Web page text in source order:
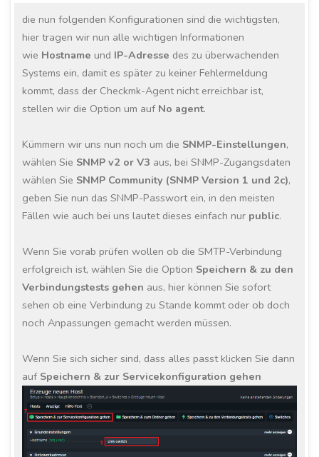
die nun folgenden Konfigurationen sind die wichtigsten,
hier tragen wir nun alle wichtigen Informationen
wie Hostname und IP-Adresse des zu überwachenden
Systems ein, damit es später zu keiner Fehlermeldung
kommt, dass der Checkmk-Agent nicht erreichbar ist,
stellen wir die Option um auf No agent.
Kümmern wir uns nun noch um die SNMP-Einstellungen,
wählen Sie SNMP v2 or V3 aus, bei SNMP-Zugangsdaten
wählen Sie SNMP Community (SNMP Version 1 und 2c),
geben Sie nun das SNMP-Passwort ein, in den meisten
Fällen wie auch bei uns lautet dieses einfach nur public.
Wenn Sie vorab prüfen wollen ob die SMTP-Verbindung
erfolgreich ist, wählen Sie die Option Speichern & zu den
Verbindungstests gehen aus, hier können Sie sofort
sehen ob eine Verbindung zu Stande kommt oder ob doch
noch Anpassungen gemacht werden müssen.
Wenn Sie sich sicher sind, dass alles passt klicken Sie dann
auf Speichern & zur Servicekonfiguration gehen